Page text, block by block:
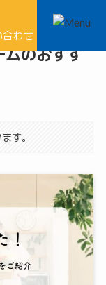
合わせ
ムのおすす
す。